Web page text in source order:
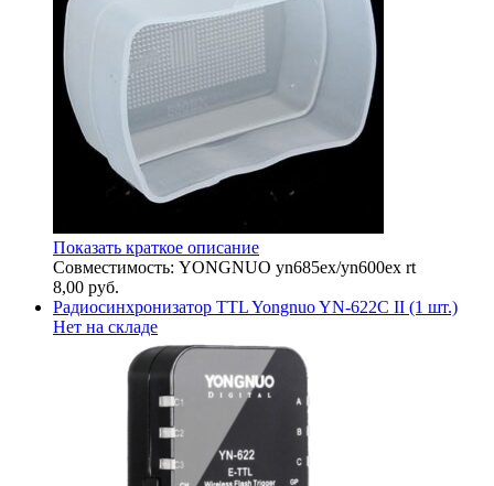
Показать краткое описание
Совместимость: YONGNUO yn685ex/yn600ex rt
8,00 руб.
Радиосинхронизатор TTL Yongnuo YN-622C II (1 шт.)
Нет на складе